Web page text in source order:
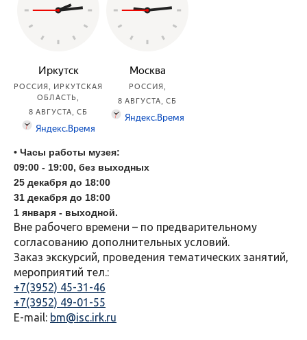
• Часы работы музея:
09:00 - 19:00, без выходных
25 декабря до 18:00
31 декабря до 18:00
1 января - выходной.
Вне рабочего времени – по предварительному
согласованию дополнительных условий.
Заказ экскурсий, проведения тематических занятий,
мероприятий тел.:
+7(3952) 45-31-46
+7(3952) 49-01-55
E-mail: bm@isc.irk.ru